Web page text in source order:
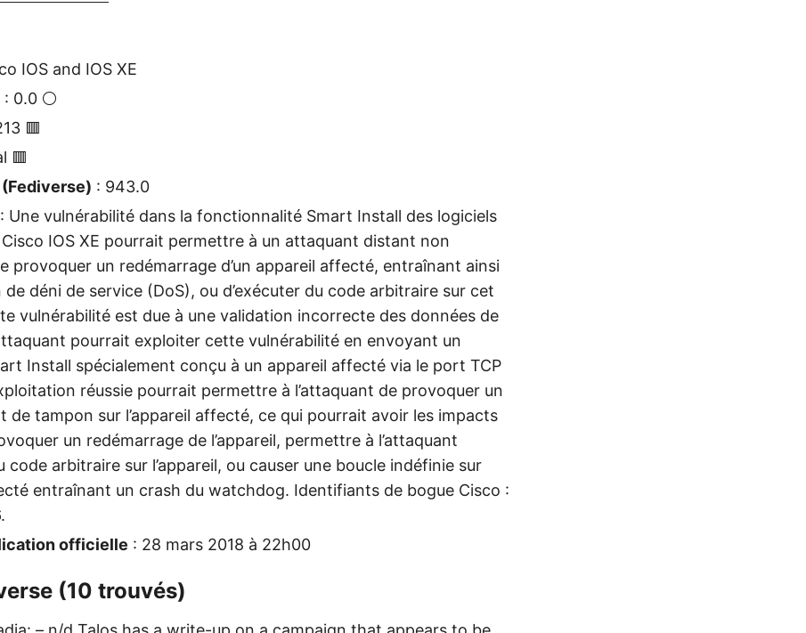
IOS and IOS XE
: 0.0 ⚪
🟥
🟥
: 943.0
: Une vulnérabilité dans la fonctionnalité Smart Install des logiciels
Cisco IOS XE pourrait permettre à un attaquant distant non
provoquer un redémarrage d’un appareil affecté, entraînant ainsi
déni de service (DoS), ou d’exécuter du code arbitraire sur cet
vulnérabilité est due à une validation incorrecte des données de
pourrait exploiter cette vulnérabilité en envoyant un
Install spécialement conçu à un appareil affecté via le port TCP
réussie pourrait permettre à l’attaquant de provoquer un
de tampon sur l’appareil affecté, ce qui pourrait avoir les impacts
un redémarrage de l’appareil, permettre à l’attaquant
code arbitraire sur l’appareil, ou causer une boucle indéfinie sur
entraînant un crash du watchdog. Identifiants de bogue Cisco :
officielle : 28 mars 2018 à 22h00
(10 trouvés)